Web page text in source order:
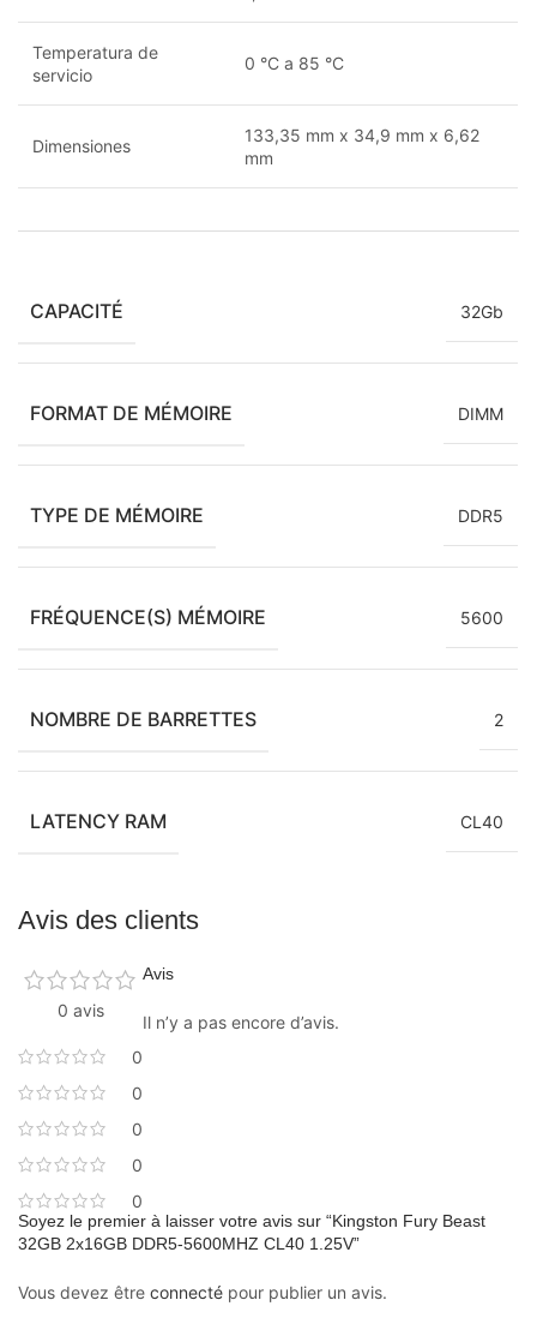
Temperatura de
servicio
0 °C a 85 °C
Dimensiones
133,35 mm x 34,9 mm x 6,62
mm
CAPACITÉ 32Gb
FORMAT DE MÉMOIRE DIMM
TYPE DE MÉMOIRE DDR5
FRÉQUENCE(S) MÉMOIRE 5600
NOMBRE DE BARRETTES 2
LATENCY RAM CL40
Avis des clients
0 avis
0
0
0
0
0
Avis
Il n’y a pas encore d’avis.
Soyez le premier à laisser votre avis sur “Kingston Fury Beast
32GB 2x16GB DDR5-5600MHZ CL40 1.25V”
Vous devez être connecté pour publier un avis.